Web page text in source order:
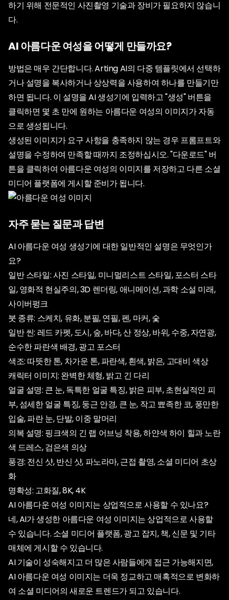
하기 위해 전문적인 사진촬영 기술과 장비가 필요하지 않습니
다.
AI 아름다운 여성을 어떻게 만들까요?
방법은 매우 간단합니다. Arting AI의 다중 템플릿에서 선택하
거나 설명을 복사하거나 상상력을 사용하여 하나를 만들기만
하면 됩니다. 이 설명을 AI 생성기에 입력하고 "생성" 버튼을
클릭하면 몇 초 만에 원하는 아름다운 여성의 이미지가 자동
으로 생성됩니다.
생성된 이미지가 요구 사항을 충족하지 않는 경우 프롬프트와
설명을 수정하여 만족할 때까지 조정하십시오. "다운로드" 버
튼을 클릭하여 아름다운 여성의 이미지를 저장하고 다른 소셜
미디어 플랫폼에 게시할 준비가 됩니다.
자주 묻는 질문과 답변
AI 아름다운 여성 생성기에 대한 일반적인 설명은 무엇인가
요?
일반 스타일: 사진 스타일, 미니멀리스트 스타일, 포스터 스타
일, 영화적 현실주의, 3D 렌더링, 애니메이션, 과학 소설 미래,
사이버펑크
붓 종류: 스케치, 유화, 분필, 연필, 펜, 마커, 숯
일반 씬: 레드 카펫, 도시, 숲, 바다, 산 정상, 바위, 수중, 자연광,
순수한 파란색 배경, 광고 포스터
색조: 따뜻한 톤, 차가운 톤, 파란색, 흰색, 밝은, 고대비 색상
캐릭터 이미지: 완벽한 체형, 밝고 긴 다리
얼굴 설명: 큰 눈, 독특한 얼굴 특징, 밝은 피부, 초현실적인 피
부, 섬세한 얼굴 특징, 둥근 안경, 큰 눈, 작고 뾰족한 코, 풍만한
입술, 파란 눈, 단발, 이중 말머리
의복 설명: 핑크색의 긴 랩 어브닝 착용, 하얀색 하이 힐과 노란
색 드레스, 검은색 의상
풍경: 전신 샷, 반신 샷, 파노라마, 근접 촬영, 소셜 미디어 초상
화
명확성: 고화질, 8K, 4K
AI 아름다운 여성 이미지는 상업적으로 사용할 수 있나요?
네, AI가 생성한 아름다운 여성 이미지는 상업적으로 사용할
수 있습니다. 소셜 미디어 플랫폼, 광고 잡지, 책, 신문 및 기타
매체에 게시할 수 있습니다.
AI 기술이 성숙해지고 더 많은 사람들에게 접근 가능해지면,
AI 아름다운 여성 이미지는 더욱 정교하고 매혹적으로 변화하
여 소셜 미디어의 새로운 트렌드가 되고 있습니다.